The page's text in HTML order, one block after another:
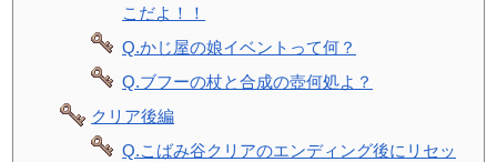
こだよ！！
Q.かじ屋の娘イベントって何？
Q.ブフーの杖と合成の壺何処よ？
クリア後編
Q.こばみ谷クリアのエンディング後にリセッ